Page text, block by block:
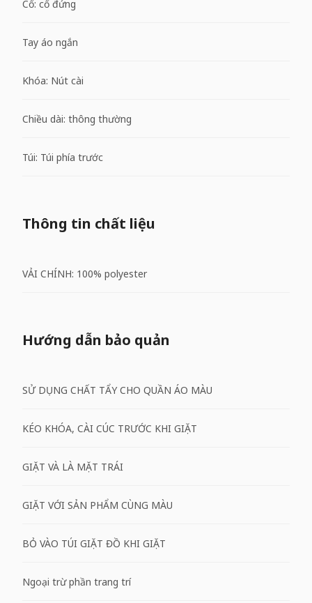
Cổ: cổ đứng
Tay áo ngắn
Khóa: Nút cài
Chiều dài: thông thường
Túi: Túi phía trước
Thông tin chất liệu
VẢI CHÍNH: 100% polyester
Hướng dẫn bảo quản
SỬ DỤNG CHẤT TẨY CHO QUẦN ÁO MÀU
KÉO KHÓA, CÀI CÚC TRƯỚC KHI GIẶT
GIẶT VÀ LÀ MẶT TRÁI
GIẶT VỚI SẢN PHẨM CÙNG MÀU
BỎ VÀO TÚI GIẶT ĐỒ KHI GIẶT
Ngoại trừ phần trang trí